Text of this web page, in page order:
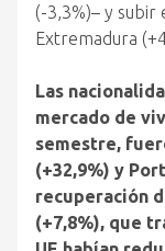
(-3,3%)– y subir
Extremadura
Las
mercado de
semestre,
(+32,9%) y
recuperación
(+7,8%), que